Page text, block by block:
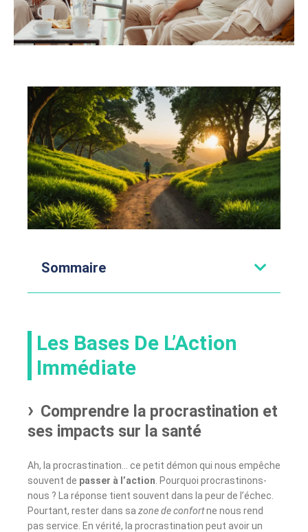
Sommaire
Les Bases De L’Action
Immédiate
Comprendre la procrastination et
ses impacts sur la santé
Ah, la procrastination… ce petit démon qui nous empêche
souvent de passer à l’action . Pourquoi procrastinons-
nous ? La réponse tient souvent dans la peur de l’échec.
Pourtant, rester dans sa zone de confortne nous rend
pas service. En vérité, la procrastination peut avoir un